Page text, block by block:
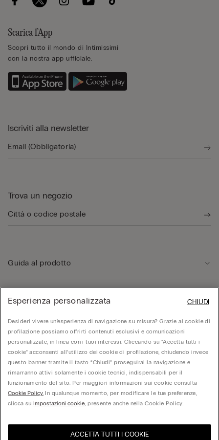
Scarica l’App
Scopri tutto il mondo di Intimissimi
con la nostra app ufficiale.
Iscriviti alla newsletter
Trova un negozio
Guida al prodotto
Area Legale
Corporate
© Calzedonia S.p.A | P.iva 02253210237 | Sede Legale: Malcesine (VR), Via Portici
Umberto Primo n. 5/3 | Cod. Fisc. e n.iscr. al Reg. Imprese di Verona: 01037050422 |
direzione e coordinamento di Oniverse Holding S.p.A.
Esperienza personalizzata
Desideri vivere un’esperienza di navigazione su misura? Grazie ai cookie di
profilazione possiamo offrirti contenuti esclusivi e comunicazioni
personalizzate, in linea con i tuoi interessi. Cliccando su “Accetta tutti i
cookie” acconsenti all’utilizzo dei cookie di profilazione, chiudendo invece
questo banner tramite il tasto “Chiudi” proseguirai la navigazione e
rimarranno attivi solamente i cookie tecnici, indispensabili per il
funzionamento del sito. Per maggiori informazioni sui cookie consulta
Cookie Policy. In qualunque momento, per modificare le tue preferenze,
clicca suImpostazioni cookie, presente anche nella Cookie Policy.
ACCETTA TUTTI I COOKIE
CHIUDI